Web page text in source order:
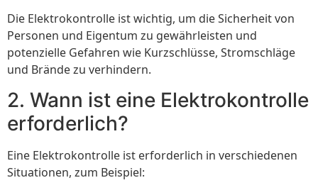
Die Elektrokontrolle ist wichtig, um die Sicherheit von
Personen und Eigentum zu gewährleisten und
potenzielle Gefahren wie Kurzschlüsse, Stromschläge
und Brände zu verhindern.
2. Wann ist eine Elektrokontrolle
erforderlich?
Eine Elektrokontrolle ist erforderlich in verschiedenen
Situationen, zum Beispiel: